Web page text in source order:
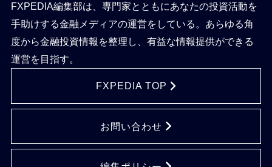
FXPEDIA編集部は、専門家とともにあなたの投資活動を
手助けする金融メディアの運営をしている。あらゆる角
度から金融投資情報を整理し、有益な情報提供ができる
運営を目指す。
FXPEDIA TOP
お問い合わせ